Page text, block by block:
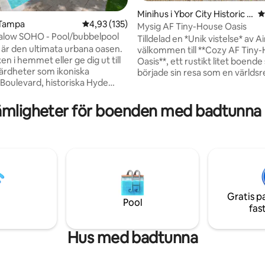
betyg, 392 omdömen
4,93 av 5 i genomsnittligt betyg, 135
4,93 (135)
SOHO - Pool/bubbelpool
den ultimata urbana oasen.
i hemmet eller ge dig ut till
som ikoniska
historiska Hyde
boende utformades med
bekvämlighet i åtanke. Fullt
och butiker eller ta en Uber
som Water Street,
och Riverwalk.
Minihus i Ybor City Historic D
istrict
Mysig AF Tiny-House Oasis
Tilldelad en *Unik vistelse* av
välkommen till **Cozy AF Tiny-
Oasis**, ett rustikt litet boende
började sin resa som en
med unika och roliga detaljer
på att upptäckas. Njut av hela
kaninträdgård! Vårt mål är inte
erbjuda dig ett ställe att bo på
upplevelse du kommer att
för boenden med badtunna
Pool
Gratis
Hus med badtunna